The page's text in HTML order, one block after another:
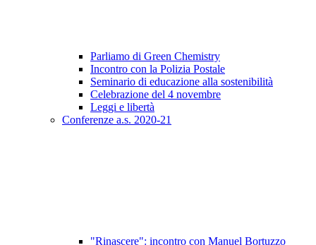
Parliamo di Green Chemistry
Incontro con la Polizia Postale
Seminario di educazione alla sostenibilità
Celebrazione del 4 novembre
Leggi e libertà
Conferenze a.s. 2020-21
"Rinascere": incontro con Manuel Bortuzzo